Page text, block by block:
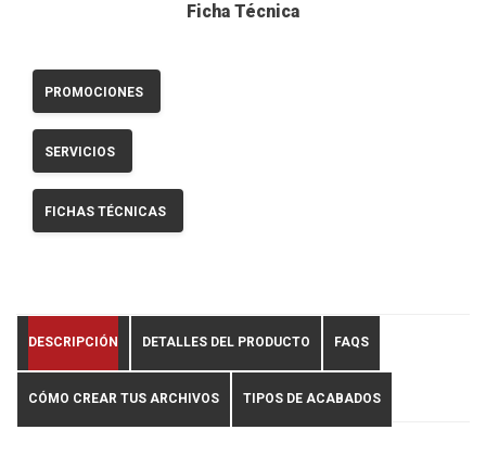
Ficha Técnica
PROMOCIONES
SERVICIOS
FICHAS TÉCNICAS
DESCRIPCIÓN DETALLES DEL PRODUCTO FAQS
CÓMO CREAR TUS ARCHIVOS TIPOS DE ACABADOS